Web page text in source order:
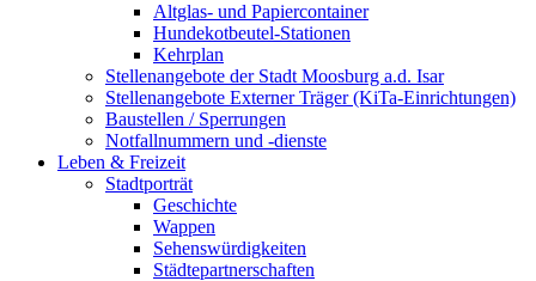
Altglas- und Papiercontainer
Hundekotbeutel-Stationen
Kehrplan
Stellenangebote der Stadt Moosburg a.d. Isar
Stellenangebote Externer Träger (KiTa-Einrichtungen)
Baustellen / Sperrungen
Notfallnummern und -dienste
Leben & Freizeit
Stadtporträt
Geschichte
Wappen
Sehenswürdigkeiten
Städtepartnerschaften